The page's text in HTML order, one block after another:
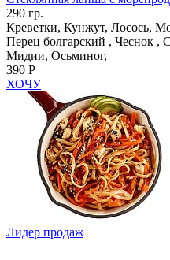
290 гр.
Креветки, Кунжут, Лосось,
Перец болгарский , Чеснок ,
Мидии, Осьминог,
390 Р
ХОЧУ
Лидер продаж